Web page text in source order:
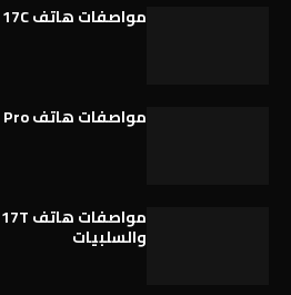
مواصفات هاتف Xiaomi Redmi 17C كاملة
مواصفات هاتف Xiaomi 17T Pro كاملة
والسلبيات